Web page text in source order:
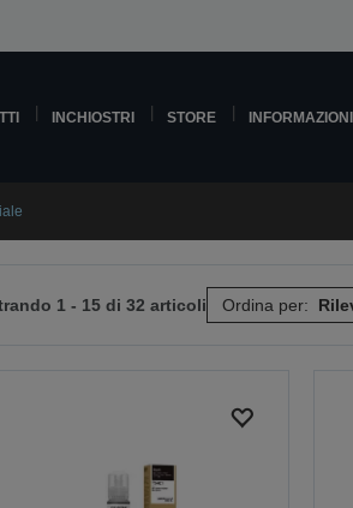
INCHIOSTRI STORE
1 - 15 di 32 articoli Ordina per: